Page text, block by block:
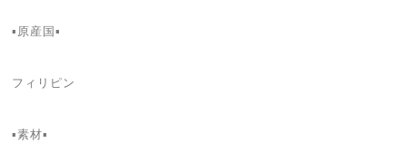
▪原産国▪
フィリピン
▪素材▪